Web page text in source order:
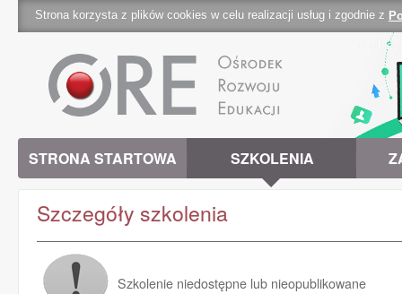
Strona korzysta z plików cookies w celu realizacji usług i zgodnie z
STRONA STARTOWA SZKOLENIA
Szczegóły szkolenia
Szkolenie niedostępne lub nieopublikowane